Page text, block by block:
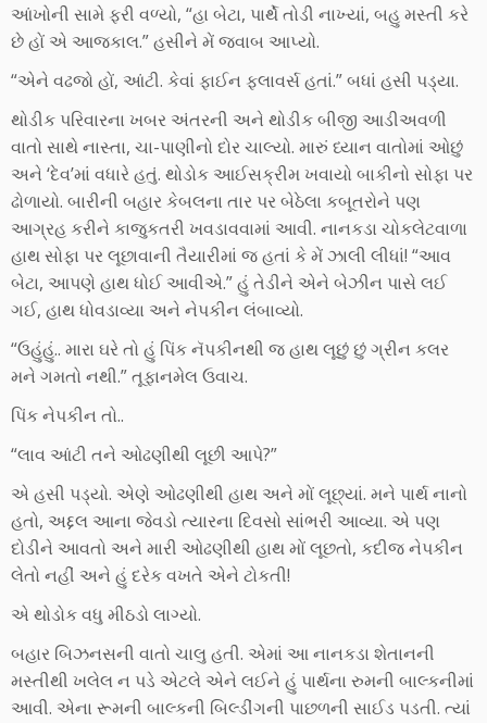
આંખોની સામે ફરી વળ્યો, “હા બેટા, પાર્થે તોડી નાખ્યાં, બહુ મસ્તી કરે
છે હોં એ આજકાલ.” હસીને મેં જવાબ આપ્યો.
“એને વઢજો હોં, આંટી. કેવાં ફાઈન ફ્લાવર્સ હતાં.” બધાં હસી પડ્યા.
થોડીક પરિવારના ખબર અંતરની અને થોડીક બીજી આડીઅવળી
વાતો સાથે નાસ્તા, ચા-પાણીનો દોર ચાલ્યો. મારું ધ્યાન વાતોમાં ઓછું
અને ‘દેવ’માં વધારે હતું. થોડોક આઈસક્રીમ ખવાયો બાકીનો સોફા પર
ઢોળાયો. બારીની બહાર કેબલના તાર પર બેઠેલા કબૂતરોને પણ
આગ્રહ કરીને કાજુકતરી ખવડાવવામાં આવી. નાનકડા ચોકલેટવાળા
હાથ સોફા પર લૂછાવાની તૈયારીમાં જ હતાં કે મેં ઝાલી લીધાં! “આવ
બેટા, આપણે હાથ ધોઈ આવીએ.” હું તેડીને એને બેઝીન પાસે લઈ
ગઈ, હાથ ધોવડાવ્યા અને નેપકીન લંબાવ્યો.
“ઉહુંહું.. મારા ઘરે તો હું પિંક નૅપકીનથી જ હાથ લૂછું છું ગ્રીન કલર
મને ગમતો નથી.” તૂફાનમેલ ઉવાચ.
પિંક નેપકીન તો..
“લાવ આંટી તને ઓઢણીથી લૂછી આપે?”
એ હસી પડ્યો. એણે ઓઢણીથી હાથ અને મોં લૂછ્યાં. મને પાર્થ નાનો
હતો, અદ્દલ આના જેવડો ત્યારના દિવસો સાંભરી આવ્યા. એ પણ
દોડીને આવતો અને મારી ઓઢણીથી હાથ મોં લૂછતો, કદીજ નેપકીન
લેતો નહીં અને હું દરેક વખતે એને ટોકતી!
એ થોડોક વધુ મીઠડો લાગ્યો.
બહાર બિઝનસની વાતો ચાલુ હતી. એમાં આ નાનકડા શેતાનની
મસ્તીથી ખલેલ ન પડે એટલે એને લઈને હું પાર્થના રુમની બાલ્કનીમાં
આવી. એના રૂમની બાલ્કની બિલ્ડીંગની પાછળની સાઈડ પડતી. ત્યાં